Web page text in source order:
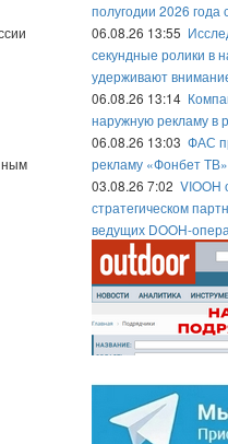
полугодии 2026 года
06.08.26 13:55
секундные ролики в
удерживают
06.08.26 13:14
наружную рекламу в
06.08.26 13:03 ФАС
рекламу «Фонбет
03.08.26 7:02 VIOOH
стратегическом
ведущих DOOH-